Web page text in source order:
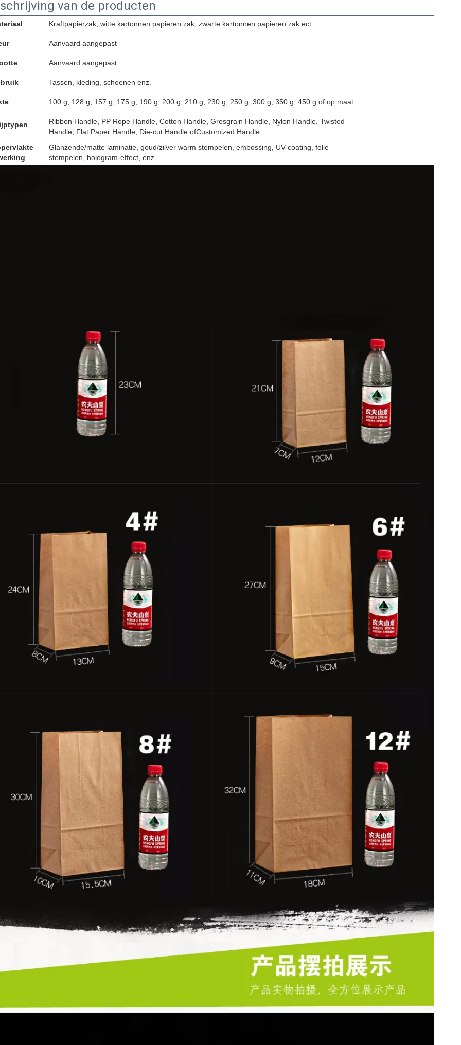
van de producten
Kraftpapierzak, witte kartonnen papieren zak, zwarte kartonnen papieren zak ect.
Aanvaard aangepast
Aanvaard aangepast
Tassen, kleding, schoenen enz.
100 g, 128 g, 157 g, 175 g, 190 g, 200 g, 210 g, 230 g, 250 g, 300 g, 350 g, 450 g of op maat
Ribbon Handle, PP Rope Handle, Cotton Handle, Grosgrain Handle, Nylon Handle, Twisted
Handle, Flat Paper Handle, Die-cut Handle ofCustomized Handle
Glanzende/matte laminatie, goud/zilver warm stempelen, embossing, UV-coating, folie
stempelen, hologram-effect, enz.